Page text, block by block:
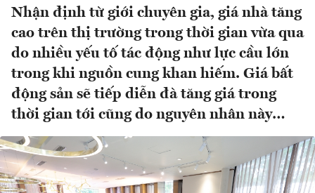
Nhận định từ giới chuyên gia, giá nhà tăng
cao trên thị trường trong thời gian vừa qua
do nhiều yếu tố tác động như lực cầu lớn
trong khi nguồn cung khan hiếm. Giá bất
động sản sẽ tiếp diễn đà tăng giá trong
thời gian tới cũng do nguyên nhân này…